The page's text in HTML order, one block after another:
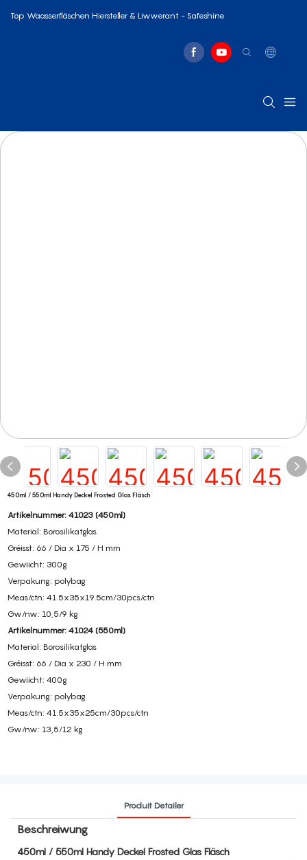
Top Waasserfläschen Hiersteller & Liwwerant - Safeshine
450ml / 550ml Handy Deckel Frosted Glas Fläsch
Artikelnummer: 41023 (450ml)
Material: Borosilikatglas
Gréisst: 66 / Dia x 175 / H mm
Gewiicht: 300g
Verpakung: polybag
Meas/ctn: 41.5x35x19.5cm/30pcs/ctn
Gw/nw: 10,5/9 kg
Artikelnummer: 41024 (550ml)
Material: Borosilikatglas
Gréisst: 66 / Dia x 230 / H mm
Gewiicht: 400g
Verpakung: polybag
Meas/ctn: 41.5x35x25cm/30pcs/ctn
Gw/nw: 13,5/12 kg
Produit Detailer
Beschreiwung
450ml / 550ml Handy Deckel Frosted Glas Fläsch